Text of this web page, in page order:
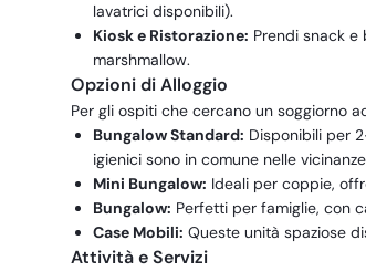
lavatrici disponibili).
Kiosk e Ristorazione: Prendi snack
marshmallow.
Opzioni di Alloggio
Per gli ospiti che cercano un soggiorno
Bungalow Standard: Disponibili per
igienici sono in comune nelle
Mini Bungalow: Ideali per coppie,
Bungalow: Perfetti per famiglie, con
Case Mobili: Queste unità spaziose
Attività e Servizi